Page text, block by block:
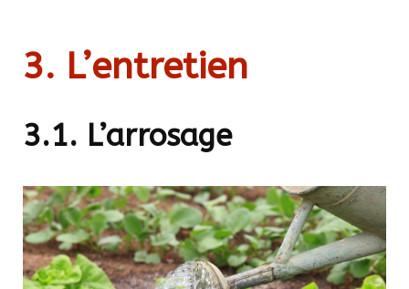
3. L’entretien
3.1. L’arrosage